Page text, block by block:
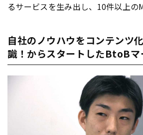
るサービスを生み出し、10件以上の
自社のノウハウをコンテンツ
識！からスタートしたBtoBマ